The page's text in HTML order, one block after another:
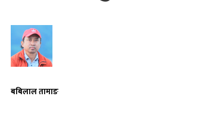
बबिलाल तामाङ